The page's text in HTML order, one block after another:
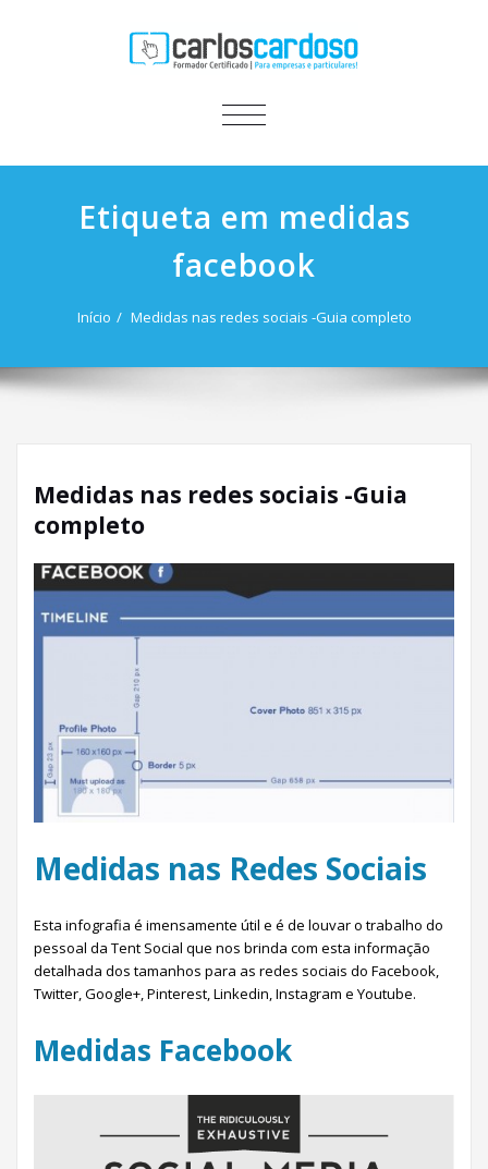
ALTERNAR
Etiqueta em medidas
facebook
Início Medidas nas redes sociais -Guia completo
Medidas nas redes sociais -Guia
completo
Medidas nas Redes Sociais
Esta infografia é imensamente útil e é de louvar o trabalho do
pessoal da Tent Social que nos brinda com esta informação
detalhada dos tamanhos para as redes sociais do Facebook,
Twitter, Google+, Pinterest, Linkedin, Instagram e Youtube.
Medidas Facebook